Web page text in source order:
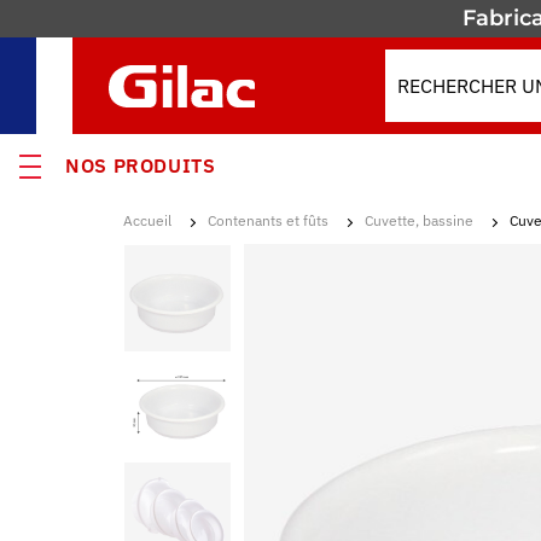
NOS PRODUITS
Accueil Contenants et fûts Cuvette, bassine